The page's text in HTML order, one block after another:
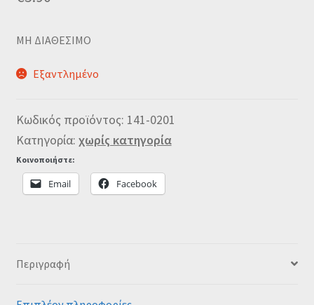
MΗ ΔΙΑΘΕΣΙΜΟ
Εξαντλημένο
Κωδικός προϊόντος: 141-0201
Κατηγορία: χωρίς κατηγορία
Κοινοποιήστε:
Email Facebook
Περιγραφή